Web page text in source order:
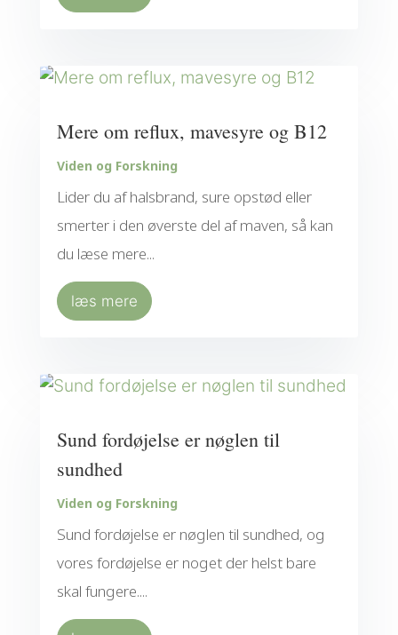
Mere om reflux, mavesyre og B12
Viden og Forskning
Lider du af halsbrand, sure opstød eller
smerter i den øverste del af maven, så kan
du læse mere...
læs mere
Sund fordøjelse er nøglen til
sundhed
Viden og Forskning
Sund fordøjelse er nøglen til sundhed, og
vores fordøjelse er noget der helst bare
skal fungere....